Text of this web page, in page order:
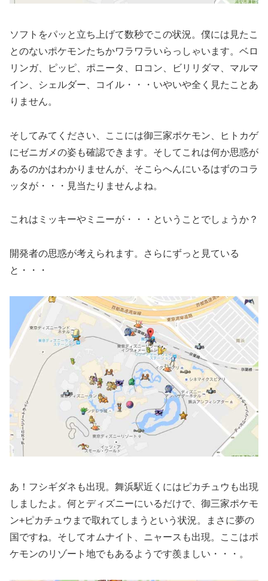
ソフトをパッと立ち上げて数秒でこの状況。僕には見たこ
とのないポケモンたちかワラワラいらっしゃいます。ベロ
リンガ、ピッピ、ポニータ、ロコン、ビリリダマ、マルマ
イン、シェルダー、コイル・・・いやいや全く見たことあ
りません。
そしてみてください、ここには御三家ポケモン、ヒトカゲ
にゼニガメの姿も確認できます。そしてこれは何か思惑が
あるのかはわかりませんが、そこらへんにいるはずのコラ
ッタが・・・見当たりませんよね。
これはミッキーやミニーが・・・ということでしょうか？
開発者の思惑が考えられます。さらにずっと見ている
と・・・
あ！フシギダネも出現。舞浜駅近くにはピカチュウも出現
しましたよ。何とディズニーにいるだけで、御三家ポケモ
ン+ピカチュウまで取れてしまうという状況。まさに夢の
国ですね。そしてオムナイト、ニャースも出現。ここはポ
ケモンのリゾート地でもあるようです羨ましい・・・。